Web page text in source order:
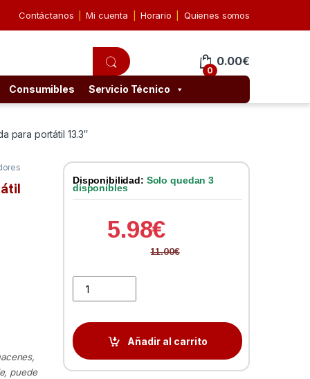
Contáctanos Mi cuenta Horario Quienes somos
0
0.00€
Consumibles Servicio Técnico
para portátil 13.3″
puede
Disponibilidad: Solo quedan 3
disponibles
5.98€
11.00€
Añadir al carrito